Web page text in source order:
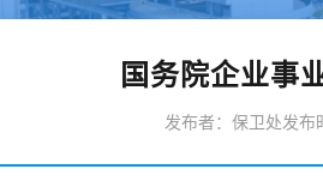
国务院企业事
发布者：保卫处发布